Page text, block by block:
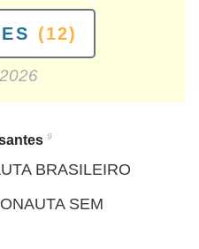
(12)
9
BRASILEIRO
SEM